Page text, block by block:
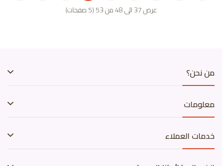
عرض 37 الى 48 من 53 (5 صفحات)
من نحن؟
معلومات
خدمات العملاء